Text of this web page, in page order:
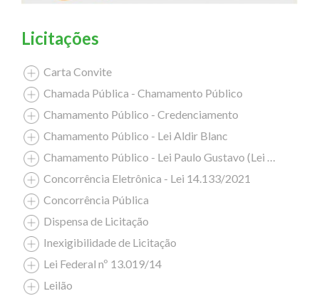
Licitações
Carta Convite
Chamada Pública - Chamamento Público
Chamamento Público - Credenciamento
Chamamento Público - Lei Aldir Blanc
Chamamento Público - Lei Paulo Gustavo (Lei Complementar nº 195/2022)
Concorrência Eletrônica - Lei 14.133/2021
Concorrência Pública
Dispensa de Licitação
Inexigibilidade de Licitação
Lei Federal nº 13.019/14
Leilão